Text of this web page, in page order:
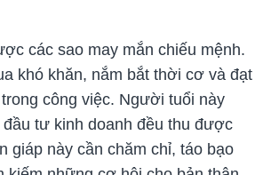
các sao may mắn chiếu mệnh.
khó khăn, nắm bắt thời cơ và đạt
công việc. Người tuổi này
đầu tư kinh doanh đều thu được
giáp này cần chăm chỉ, táo bạo